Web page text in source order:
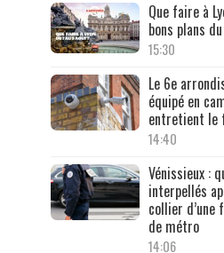
Que faire à
bons plans
15:30
Le 6e
équipé en
entretient le
14:40
Vénissieux :
interpellés
collier d’une
de métro
14:06